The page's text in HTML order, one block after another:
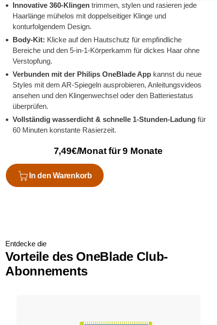
Innovative 360-Klingentrimmen, stylen und rasieren jede
Haarlänge mühelos mit doppelseitiger Klinge und
konturfolgendem Design.
Body-Kit: Klicke auf den Hautschutz für empfindliche
Bereiche und den 5-in-1-Körperkamm für dickes Haar ohne
Verstopfung.
Verbunden mit der Philips OneBlade App kannst du neue
Styles mit dem AR-Spiegeln ausprobieren, Anleitungsvideos
ansehen und den Klingenwechsel oder den Batteriestatus
überprüfen.
Vollständig wasserdicht & schnelle 1-Stunden-Ladungfür
60 Minuten konstante Rasierzeit.
7,49€/Monat für 9 Monate
In den Warenkorb
Entdecke die
Vorteile des OneBlade Club-
Abonnements